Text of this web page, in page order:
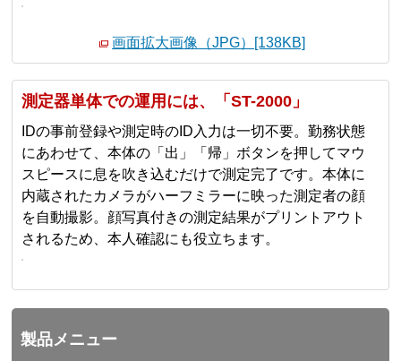
画面拡大画像（JPG）[138KB]
測定器単体での運用には、「ST-2000」
IDの事前登録や測定時のID入力は一切不要。勤務状態
にあわせて、本体の「出」「帰」ボタンを押してマウ
スピースに息を吹き込むだけで測定完了です。本体に
内蔵されたカメラがハーフミラーに映った測定者の顔
を自動撮影。顔写真付きの測定結果がプリントアウト
されるため、本人確認にも役立ちます。
製品メニュー